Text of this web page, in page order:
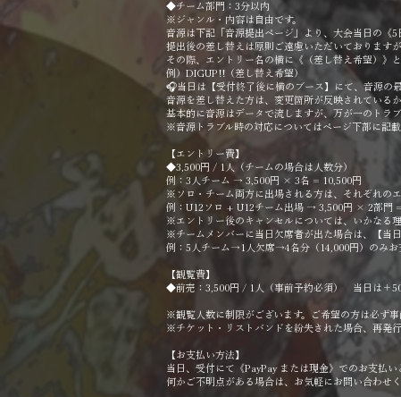
◆チーム部門：3分以内
※ジャンル・内容は自由です。
音源は下記「音源提出ページ」より、大会当日の《5
提出後の差し替えは原則ご遠慮いただいております
その際、エントリー名の横に《（差し替え希望）》
例）DIGUP!!（差し替え希望）
🎧当日は【受付終了後に横のブース】にて、音源の
音源を差し替えた方は、変更箇所が反映されている
基本的に音源はデータで流しますが、万が一のトラ
※音源トラブル時の対応についてはページ下部に記
【エントリー費】
◆3,500円 / 1人（チームの場合は人数分）
例：3人チーム → 3,500円 × 3名 = 10,500円
※ソロ・チーム両方に出場される方は、それぞれのエ
例：U12ソロ + U12チーム出場 → 3,500円 × 2部門
※エントリー後のキャンセルについては、いかなる
※チームメンバーに当日欠席者が出た場合は、【当
例：5人チーム→1人欠席→4名分（14,000円）のみお
【観覧費】
◆前売：3,500円 / 1人（事前予約必須）
当日は＋
※観覧人数に制限がございます。ご希望の方は必ず事
※チケット・リストバンドを紛失された場合、再発
【お支払い方法】
当日、受付にて《PayPay または現金》でのお支払い
何かご不明点がある場合は、お気軽にお問い合わせく